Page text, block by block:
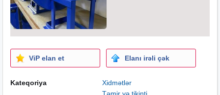
ViP elan et Elanı irəli çək
Kateqoriya
Xidmətlər
Təmir və tikinti